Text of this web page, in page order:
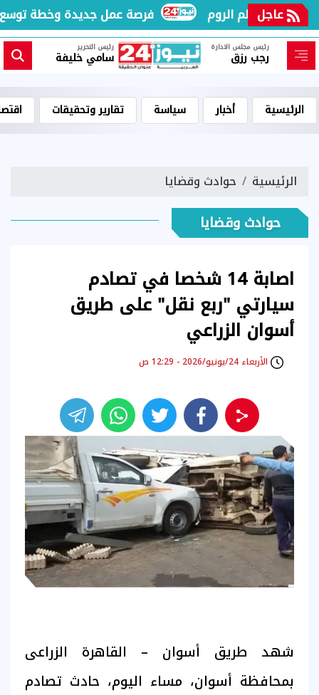
عاجل 1200 فرصة عمل جديدة وخطة توسع
رئيس مجلس الادارة
رجب رزق
رئيس التحرير
سامي خليفة
الرئيسية أخبار سياسة تقارير وتحقيقات
الرئيسية حوادث وقضايا
حوادث وقضايا
اصابة 14 شخصا في تصادم
سيارتي "ربع نقل" على طريق
أسوان الزراعي
الأربعاء 24/يونيو/2026 - 12:29 ص
شهد طريق أسوان – القاهرة الزراعى
بمحافظة أسوان، مساء اليوم، حادث تصادم